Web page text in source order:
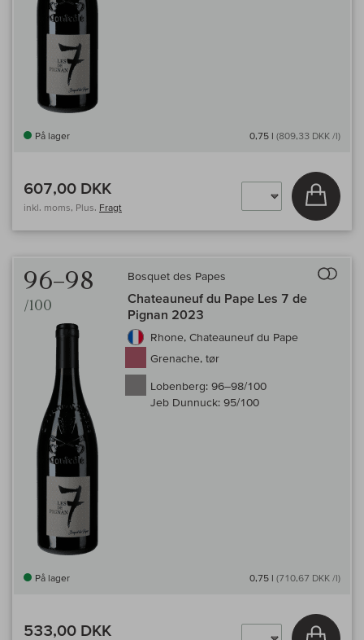
På lager 0,75 l (809,33 DKK /l)
607,00 DKK
inkl. moms, Plus. Fragt
Læg i
96–98
/100
Bosquet des Papes
Chateauneuf du Pape Les 7 de
Pignan 2023
Rhone, Chateauneuf du Pape
Grenache, tør
Lobenberg: 96–98/100
Jeb Dunnuck: 95/100
På lager 0,75 l (710,67 DKK /l)
533,00 DKK Læg i